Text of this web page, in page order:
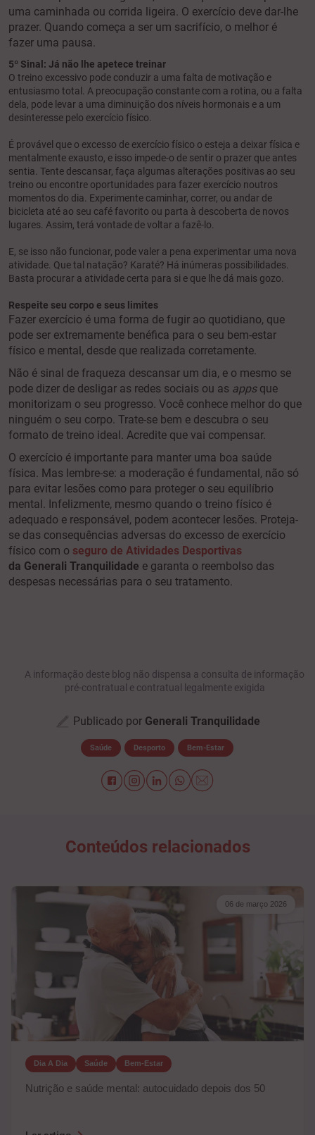
uma caminhada ou corrida ligeira. O exercício deve dar-lhe
prazer. Quando começa a ser um sacrifício, o melhor é
fazer uma pausa.
5º Sinal: Já não lhe apetece treinar
O treino excessivo pode conduzir a uma falta de motivação e
entusiasmo total. A preocupação constante com a rotina, ou a falta
dela, pode levar a uma diminuição dos níveis hormonais e a um
desinteresse pelo exercício físico.
É provável que o excesso de exercício físico o esteja a deixar física e
mentalmente exausto, e isso impede-o de sentir o prazer que antes
sentia. Tente descansar, faça algumas alterações positivas ao seu
treino ou encontre oportunidades para fazer exercício noutros
momentos do dia. Experimente caminhar, correr, ou andar de
bicicleta até ao seu café favorito ou parta à descoberta de novos
lugares. Assim, terá vontade de voltar a fazê-lo.
E, se isso não funcionar, pode valer a pena experimentar uma nova
atividade. Que tal natação? Karaté? Há inúmeras possibilidades.
Basta procurar a atividade certa para si e que lhe dá mais gozo.
Respeite seu corpo e seus limites
Fazer exercício é uma forma de fugir ao quotidiano, que
pode ser extremamente benéfica para o seu bem-estar
físico e mental, desde que realizada corretamente.
Não é sinal de fraqueza descansar um dia, e o mesmo se
pode dizer de desligar as redes sociais ou as appsque
monitorizam o seu progresso. Você conhece melhor do que
ninguém o seu corpo. Trate-se bem e descubra o seu
formato de treino ideal. Acredite que vai compensar.
O exercício é importante para manter uma boa saúde
física. Mas lembre-se: a moderação é fundamental, não só
para evitar lesões como para proteger o seu equilíbrio
mental. Infelizmente, mesmo quando o treino físico é
adequado e responsável, podem acontecer lesões. Proteja-
se das consequências adversas do excesso de exercício
físico com o seguro de Atividades Desportivas
da Generali Tranquilidade e garanta o reembolso das
despesas necessárias para o seu tratamento.
A informação deste blog não dispensa a consulta de informação
pré-contratual e contratual legalmente exigida
Publicado por Generali Tranquilidade
Saúde Desporto Bem-Estar
Conteúdos relacionados
06 de março 2026
Dia A Dia Saúde Bem-Estar
Nutrição e saúde mental: autocuidado depois dos 50